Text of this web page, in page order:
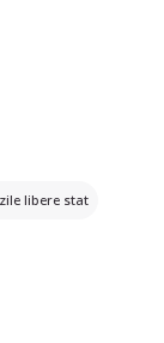
așternuturi,
mea în
de
și
libere stat